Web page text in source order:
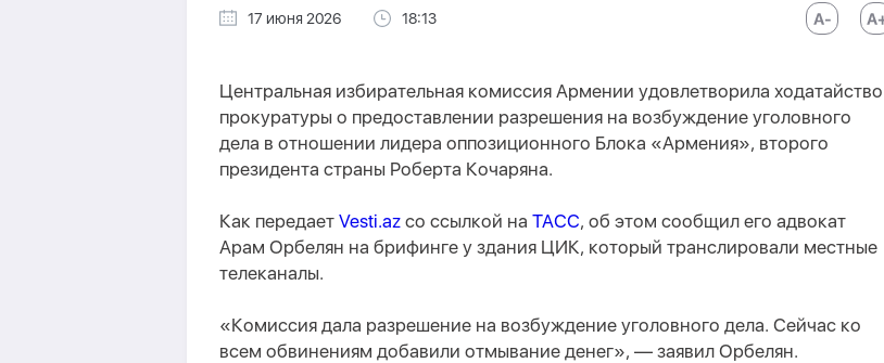
17 июня 2026 18:13
Центральная избирательная комиссия Армении удовлетворила ходатайство
прокуратуры о предоставлении разрешения на возбуждение уголовного
дела в отношении лидера оппозиционного Блока «Армения», второго
президента страны Роберта Кочаряна.
Как передает Vesti.az со ссылкой на ТАСС, об этом сообщил его адвокат
Арам Орбелян на брифинге у здания ЦИК, который транслировали местные
телеканалы.
«Комиссия дала разрешение на возбуждение уголовного дела. Сейчас ко
всем обвинениям добавили отмывание денег», — заявил Орбелян.